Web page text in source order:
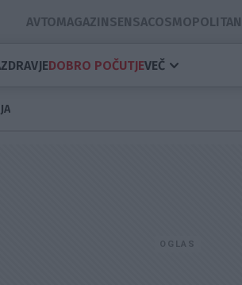
AVTOMAGAZINSENSACOSMOPOLITAN
ZDRAVJEDOBRO POČUTJEVEČ